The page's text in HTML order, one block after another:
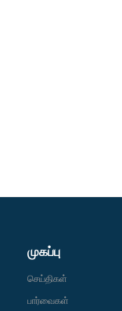
முகப்பு
செய்திகள்
பார்வைகள்